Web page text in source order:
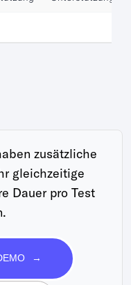
zusätzliche
gleichzeitige
Dauer pro Test
→